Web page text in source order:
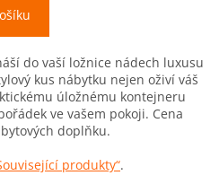
do vaší ložnice nádech luxusu
kus nábytku nejen oživí váš
úložnému kontejneru
ve vašem pokoji. Cena
doplňku.
produkty“.